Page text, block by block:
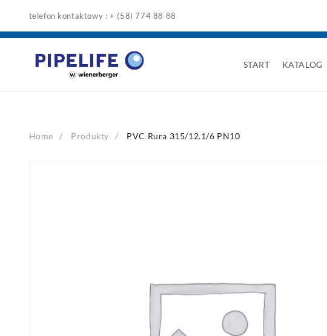
content
telefon kontaktowy : + (58) 774 88 88
START KATALOG
Home Produkty PVC Rura 315/12.1/6 PN10